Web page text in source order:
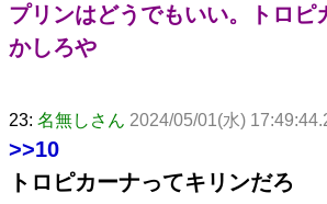
プリンはどうでもいい。トロピ
かしろや
23: 名無しさん 2024/05/01(水)
>>10
トロピカーナってキリンだろ